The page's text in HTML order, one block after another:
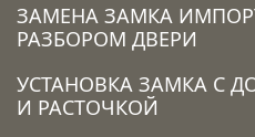
ЗАМЕНА ЗАМКА
РАЗБОРОМ ДВЕРИ
УСТАНОВКА ЗАМКА C
И РАСТОЧКОЙ